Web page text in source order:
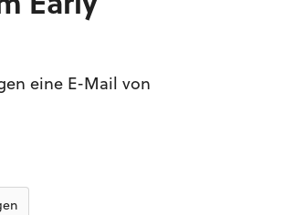
eine E-Mail von